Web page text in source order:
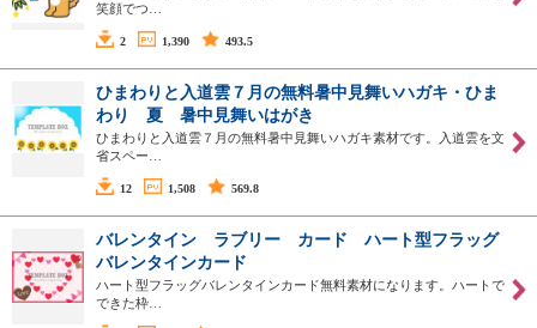
笑顔でつ…
2 1,390 493.5
ひまわりと入道雲７月の無料暑中見舞いハガキ・ひま
わり 夏 暑中見舞いはがき
ひまわりと入道雲７月の無料暑中見舞いハガキ素材です。入道雲を文
省スペー…
12 1,508 569.8
バレンタイン ラブリー カード ハート型フラッグ
バレンタインカード
ハート型フラッグバレンタインカード無料素材になります。ハートで
できた枠…